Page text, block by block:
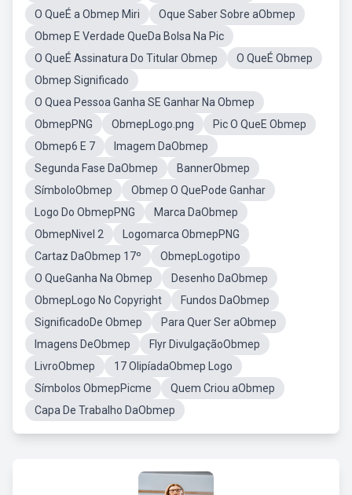
O QueÉ a Obmep Miri
Oque Saber Sobre aObmep
Obmep E Verdade QueDa Bolsa Na Pic
O QueÉ Assinatura Do Titular Obmep
O QueÉ Obmep
Obmep Significado
O Quea Pessoa Ganha SE Ganhar Na Obmep
ObmepPNG
ObmepLogo.png
Pic O QueE Obmep
Obmep6 E 7
Imagem DaObmep
Segunda Fase DaObmep
BannerObmep
SímboloObmep
Obmep O QuePode Ganhar
Logo Do ObmepPNG
Marca DaObmep
ObmepNivel 2
Logomarca ObmepPNG
Cartaz DaObmep 17º
ObmepLogotipo
O QueGanha Na Obmep
Desenho DaObmep
ObmepLogo No Copyright
Fundos DaObmep
SignificadoDe Obmep
Para Quer Ser aObmep
Imagens DeObmep
Flyr DivulgaçãoObmep
LivroObmep
17 OlipíadaObmep Logo
Símbolos ObmepPicme
Quem Criou aObmep
Capa De Trabalho DaObmep